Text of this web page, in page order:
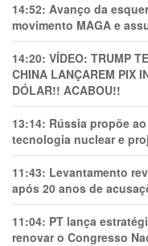
14:52: Avanço da
movimento MAGA e
14:20: VÍDEO: TRUMP
CHINA LANÇAREM PIX
DÓLAR!! ACABOU!!
13:14: Rússia propõe
tecnologia nuclear e
11:43: Levantamento
após 20 anos de
11:04: PT lança
renovar o Congresso